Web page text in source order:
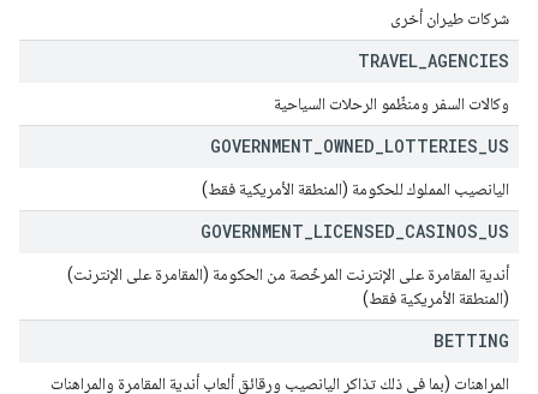
شركات طيران أخرى
TRAVEL AGENCIES
وكالات السفر ومنظّمو الرحلات السياحية
GOVERNMENT OWNED LOTTERIES US
اليانصيب المملوك للحكومة (المنطقة الأمريكية فقط)
GOVERNMENT LICENSED CASINOS US
أندية المقامرة على الإنترنت المرخّصة من الحكومة (المقامرة على الإنترنت)
(المنطقة الأمريكية فقط)
BETTING
المراهنات (بما في ذلك تذاكر اليانصيب ورقائق ألعاب أندية المقامرة والمراهنات